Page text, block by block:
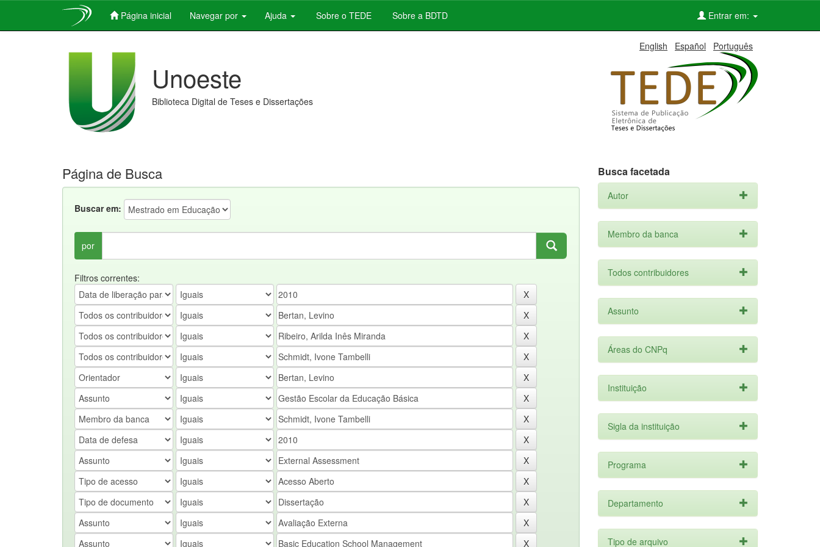
Página inicial Navegar por Ajuda Sobre o TEDE Sobre a BDTD Entrar em:
English Español Português
Unoeste
Biblioteca Digital de Teses e Dissertações
Página de Busca
Buscar em:
por
Filtros correntes:
Busca facetada
Autor
Membro da banca
Todos contribuidores
Assunto
Áreas do CNPq
Instituição
Sigla da instituição
Programa
Departamento
Tipo de arquivo